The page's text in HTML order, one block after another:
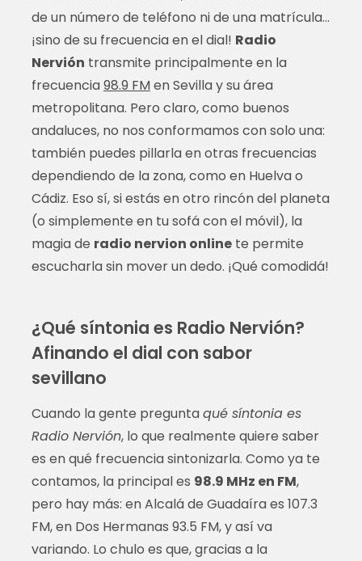
de un número de teléfono ni de una matrícula…
¡sino de su frecuencia en el dial! Radio
Nervión transmite principalmente en la
frecuencia98.9 FMen Sevilla y su área
metropolitana. Pero claro, como buenos
andaluces, no nos conformamos con solo una:
también puedes pillarla en otras frecuencias
dependiendo de la zona, como en Huelva o
Cádiz. Eso sí, si estás en otro rincón del planeta
(o simplemente en tu sofá con el móvil), la
magia de radio nervion onlinete permite
escucharla sin mover un dedo. ¡Qué comodidá!
¿Qué síntonia es Radio Nervión?
Afinando el dial con sabor
sevillano
Cuando la gente preguntaqué síntonia es
Radio Nervión, lo que realmente quiere saber
es en qué frecuencia sintonizarla. Como ya te
contamos, la principal es 98.9 MHz en FM,
pero hay más: en Alcalá de Guadaíra es 107.3
FM, en Dos Hermanas 93.5 FM, y así va
variando. Lo chulo es que, gracias a la